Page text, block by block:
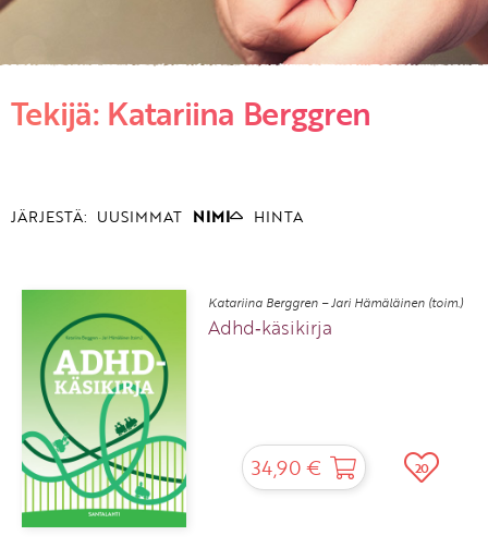
KIRJAUDU SISÄÄN
Etkö ole vielä asiakkaamme?
Tekijä: Katariina Berggren
JÄRJESTÄ: UUSIMMAT NIMI HINTA
Katariina Berggren – Jari Hämäläinen (toim.)
Adhd‑käsikirja
34,90 € 20